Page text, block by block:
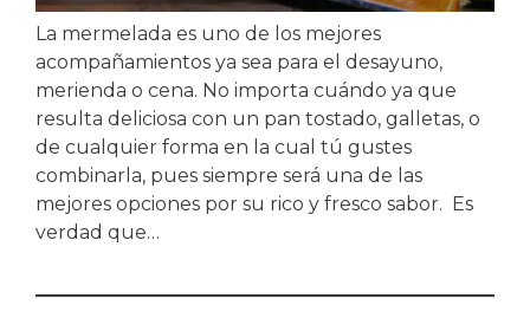
La mermelada es uno de los mejores
acompañamientos ya sea para el desayuno,
merienda o cena. No importa cuándo ya que
resulta deliciosa con un pan tostado, galletas, o
de cualquier forma en la cual tú gustes
combinarla, pues siempre será una de las
mejores opciones por su rico y fresco sabor. Es
verdad que…